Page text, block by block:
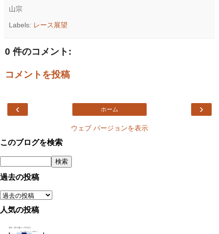
山宗
Labels: レース展望
0 件のコメント:
コメントを投稿
‹ ›
ホーム
ウェブ バージョンを表示
このブログを検索
過去の投稿
人気の投稿